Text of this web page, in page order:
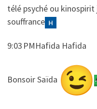
​​télé psyché ou
souffrance
9:03 PMHafida Hafida
​​Bonsoir Saïda